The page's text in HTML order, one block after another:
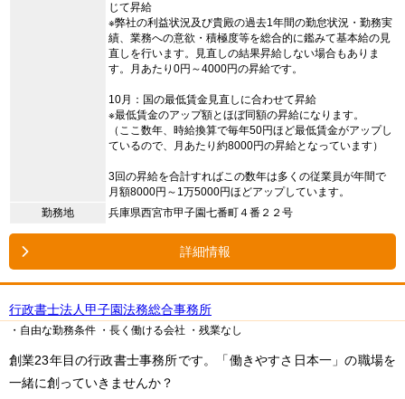
じて昇給
※弊社の利益状況及び貴殿の過去1年間の勤怠状況・勤務実
績、業務への意欲・積極度等を総合的に鑑みて基本給の見
直しを行います。見直しの結果昇給しない場合もありま
す。月あたり0円～4000円の昇給です。
10月：国の最低賃金見直しに合わせて昇給
※最低賃金のアップ額とほぼ同額の昇給になります。
（ここ数年、時給換算で毎年50円ほど最低賃金がアップし
ているので、月あたり約8000円の昇給となっています）
3回の昇給を合計すればこの数年は多くの従業員が年間で
月額8000円～1万5000円ほどアップしています。
勤務地
兵庫県西宮市甲子園七番町４番２２号
詳細情報
行政書士法人甲子園法務総合事務所
・自由な勤務条件 ・長く働ける会社 ・残業なし
創業23年目の行政書士事務所です。「働きやすさ日本一」の職場を
一緒に創っていきませんか？